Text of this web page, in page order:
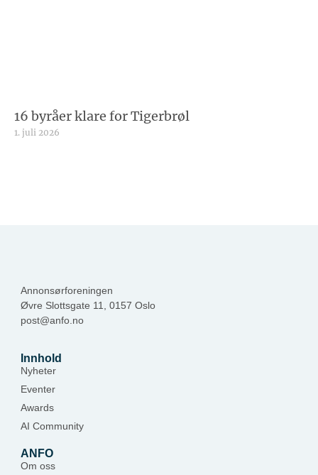
16 byråer klare for Tigerbrøl
1. juli 2026
Annonsørforeningen
Øvre Slottsgate 11, 0157 Oslo
post@anfo.no
Innhold
Nyheter
Eventer
Awards
AI Community
ANFO
Om oss